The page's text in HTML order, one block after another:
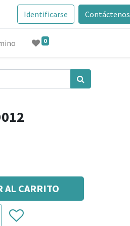
Identificarse Contáctenos
0
AL CARRITO